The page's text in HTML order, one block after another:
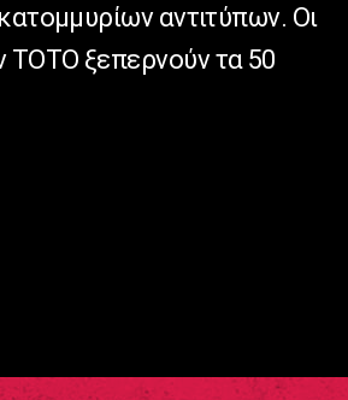
αντιτύπων. Οι
ξεπερνούν τα 50